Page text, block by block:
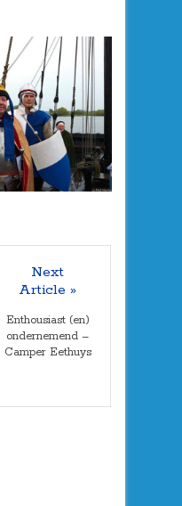
Next
Article »
Enthousiast (en)
ondernemend –
Camper Eethuys